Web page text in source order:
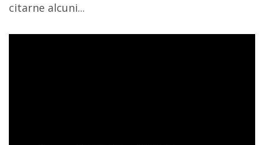
citarne alcuni...